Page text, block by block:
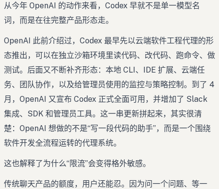
从今年 OpenAI 的动作来看，Codex 早就不是单一模型名
词，而是在往完整产品形态走。
OpenAI 此前介绍过，Codex 最早先以云端软件工程代理的形
态推出，可以在独立沙箱环境里读代码、改代码、跑命令、做
测试。后面又不断补齐形态：本地 CLI、IDE 扩展、云端任
务、团队协作，以及给管理员使用的监控与策略控制。到了 4
月，OpenAI 又宣布 Codex 正式全面可用，并增加了 Slack
集成、SDK 和管理员工具。这一串更新拼起来，其实很清
楚：OpenAI 想做的不是“写一段代码的助手”，而是一个围绕
软件开发全流程运转的代理系统。
这也解释了为什么“限流”会变得格外敏感。
传统聊天产品的额度，用户还能忍。因为问一个问题、等一